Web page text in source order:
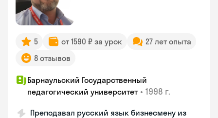
5 от 1590 ₽ за урок
27 лет опыта
8 отзывов
Барнаульский Государственный
педагогический университет • 1998 г.
Преподавал русский язык бизнесмену из